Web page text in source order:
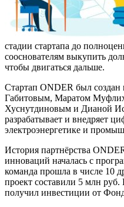
стадии стартапа до
сооснователям выкупить
чтобы двигаться дальше.
Стартап ONDER был создан
Габитовым, Маратом
Хуснутдиновым и Дианой
разрабатывает и внедряет
электроэнергетике и
История партнёрства
инноваций началась с
команда прошла в числе 10
проект составили 5 млн
получил инвестиции от